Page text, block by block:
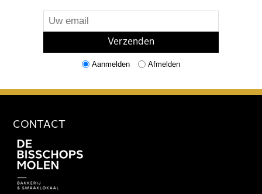
Aanmelden Afmelden
CONTACT